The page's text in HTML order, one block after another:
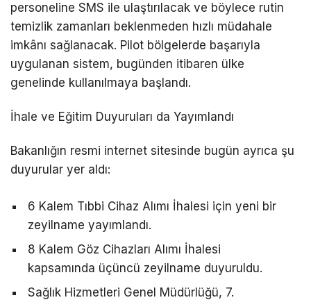
personeline SMS ile ulaştırılacak ve böylece rutin
temizlik zamanları beklenmeden hızlı müdahale
imkânı sağlanacak. Pilot bölgelerde başarıyla
uygulanan sistem, bugünden itibaren ülke
genelinde kullanılmaya başlandı.
İhale ve Eğitim Duyuruları da Yayımlandı
Bakanlığın resmi internet sitesinde bugün ayrıca şu
duyurular yer aldı:
6 Kalem Tıbbi Cihaz Alımı İhalesi için yeni bir
zeyilname yayımlandı.
8 Kalem Göz Cihazları Alımı İhalesi
kapsamında üçüncü zeyilname duyuruldu.
Sağlık Hizmetleri Genel Müdürlüğü, 7.